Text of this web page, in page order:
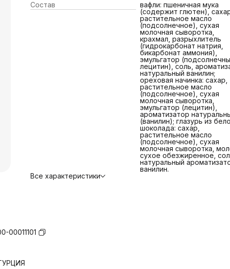
Состав
вафли: пшеничная мука
(содержит глютен),
растительное масло
(подсолнечное), сухая
молочная сыворотка,
крахмал, разрыхлитель
(гидрокарбонат натрия,
бикарбонат аммония),
эмульгатор
лецитин), соль,
натуральный ванилин;
ореховая начинка: сахар,
растительное масло
(подсолнечное), сухая
молочная сыворотка,
эмульгатор (лецитин),
ароматизатор
(ванилин); глазурь из
шоколада: сахар,
растительное масло
(подсолнечное), сухая
молочная сыворотка,
сухое обезжиренное,
натуральный
ванилин.
Все характеристики
00011101